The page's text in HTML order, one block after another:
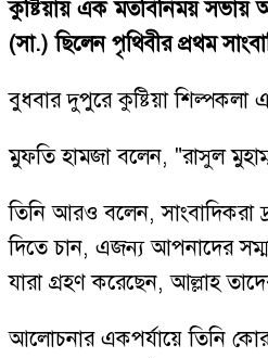
কুষ্টিয়ায় এক মতবিনিময় সভায়
(সা.) ছিলেন পৃথিবীর প্রথম
বুধবার দুপুরে কুষ্টিয়া শিল্পকলা
মুফতি হামজা বলেন, "রাসুল
তিনি আরও বলেন, সাংবাদিকরা
দিতে চান, এজন্য আপনাদের
যারা গ্রহণ করেছেন, আল্লাহ
আলোচনার একপর্যায়ে তিনি